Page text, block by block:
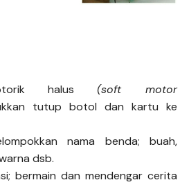
halus(soft motor
tutup botol dan kartu ke
nama benda; buah,
dsb.
bermain dan mendengar cerita